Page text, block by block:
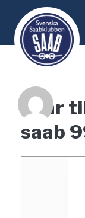
content
Svar
saab